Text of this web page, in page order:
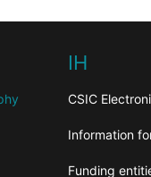
IH
CSIC
Information
Funding